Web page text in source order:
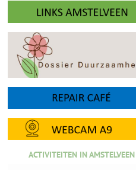
ACTIVITEITEN IN AMSTELVEEN